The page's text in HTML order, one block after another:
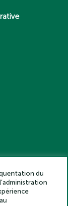
droits réservés
du